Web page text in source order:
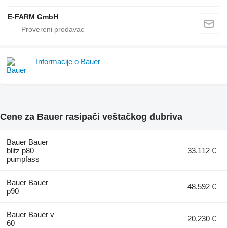
E-FARM GmbH
Informacije o Bauer
Cene za Bauer rasipači veštačkog đubriva
Bauer Bauer
blitz p80
pumpfass
33.112 €
Bauer Bauer
p90
48.592 €
Bauer Bauer v
60
20.230 €